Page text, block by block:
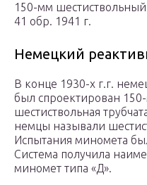
150-мм
41 обр. 1941 г.
Немецкий
В конце 1930-х г.г.
был спроектирован
шестиствольная
немцы называли
Испытания миномета
Система получила
миномет типа «Д».